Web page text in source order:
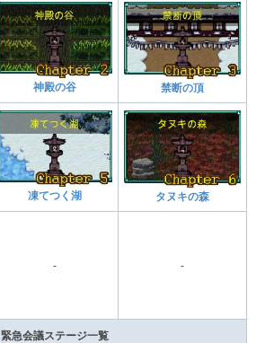
神殿の谷 禁断の頂
凍てつく湖 タヌキの森
- -
緊急会議ステージ一覧